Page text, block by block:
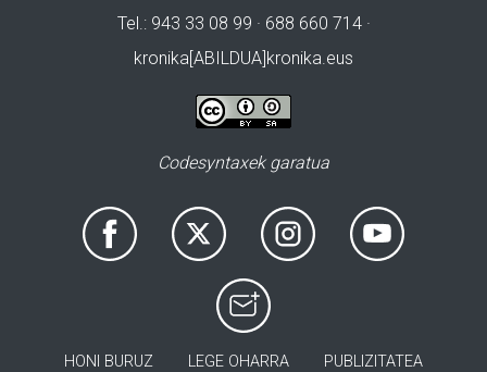
Tel.: 943 33 08 99 · 688 660 714 ·
kronika[ABILDUA]kronika.eus
Codesyntaxek garatua
HONI BURUZ LEGE OHARRA PUBLIZITATEA